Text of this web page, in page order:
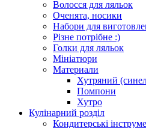
Волосся для ляльок
Оченята, носики
Набори для
Різне потрібне :)
Голки для ляльок
Мініатюри
Материали
Хутряний
Помпони
Хутро
Кулінарний розділ
Кондитерські